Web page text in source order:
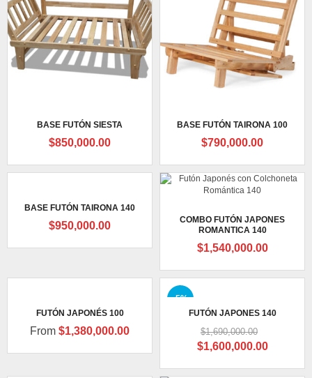
BASE FUTÓN SIESTA
$850,000.00
BASE FUTÓN TAIRONA 100
$790,000.00
BASE FUTÓN TAIRONA 140
$950,000.00
COMBO FUTÓN JAPONES
ROMANTICA 140
$1,540,000.00
FUTÓN JAPONÉS 100
From $1,380,000.00
-5%
FUTÓN JAPONES 140
$1,690,000.00
Original
$1,600,000.00Current